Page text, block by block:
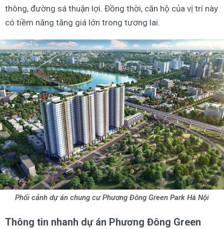
thông, đường sá thuận lợi. Đồng thời, căn hộ của vị trí này
có tiềm năng tăng giá lớn trong tương lai.
Phối cảnh dự án chung cư Phương Đông Green Park Hà Nội
Thông tin nhanh dự án Phương Đông Green